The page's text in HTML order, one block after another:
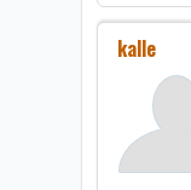
kalle